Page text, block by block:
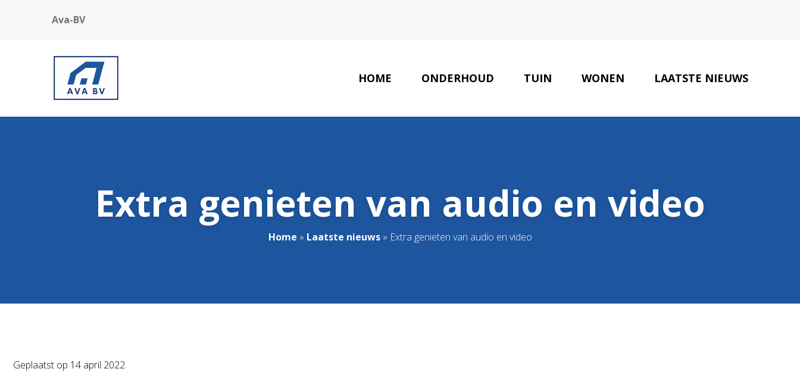
Ava-BV
HOME ONDERHOUD TUIN WONEN LAATSTE NIEUWS
Extra genieten van audio en video
Home » Laatste nieuws» Extra genieten van audio en video
Geplaatst op 14 april 2022